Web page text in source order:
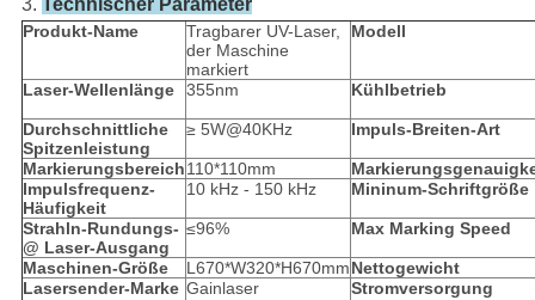
3. Technischer Parameter
Produkt-Name
Tragbarer UV-Laser,
der Maschine
markiert
Modell
Laser-Wellenlänge 355nm Kühlbetrieb
Durchschnittliche
Spitzenleistung
≥ 5W@40KHz Impuls-Breiten-Art
Markierungsbereich110*110mm
Impulsfrequenz-
Häufigkeit
10 kHz - 150 kHz Mininum-Schriftgröße
Strahln-Rundungs-
@ Laser-Ausgang
≤96% Max Marking Speed
Maschinen-Größe L670*W320*H670mmNettogewicht
Lasersender-Marke Gainlaser Stromversorgung